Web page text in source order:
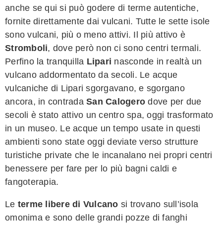
anche se qui si può godere di terme autentiche,
fornite direttamente dai vulcani. Tutte le sette isole
sono vulcani, più o meno attivi. Il più attivo è
Stromboli, dove però non ci sono centri termali.
Perfino la tranquilla Lipari nasconde in realtà un
vulcano addormentato da secoli. Le acque
vulcaniche di Lipari sgorgavano, e sgorgano
ancora, in contrada San Calogero dove per due
secoli è stato attivo un centro spa, oggi trasformato
in un museo. Le acque un tempo usate in questi
ambienti sono state oggi deviate verso strutture
turistiche private che le incanalano nei propri centri
benessere per fare per lo più bagni caldi e
fangoterapia.
Le terme libere di Vulcano si trovano sull’isola
omonima e sono delle grandi pozze di fanghi